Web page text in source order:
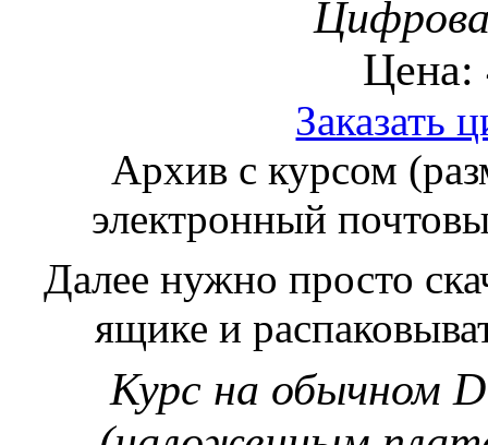
Цена:
Заказать
Архив с курсом
электронный
Далее нужно просто
ящике и
Курс на обычном